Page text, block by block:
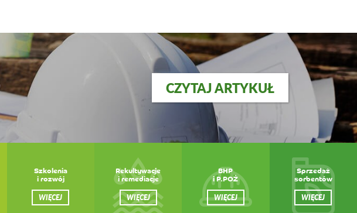
CZYTAJ ARTYKUŁ
Szkolenia
i rozwój
WIĘCEJ
Rekultywacje
i remediacje
WIĘCEJ
BHP
i P.POŻ
WIĘCEJ
Sprzedaż
sorbentów
WIĘCEJ